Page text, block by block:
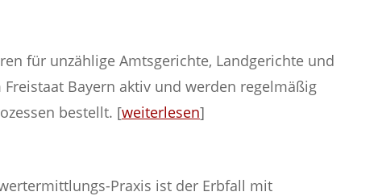
für unzählige Amtsgerichte, Landgerichte und
Bayern aktiv und werden regelmäßig
bestellt. [weiterlesen]
Praxis ist der Erbfall mit